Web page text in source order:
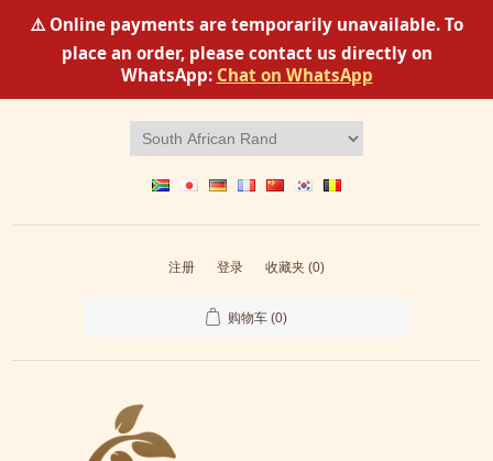
⚠️ Online payments are temporarily unavailable. To
place an order, please contact us directly on
WhatsApp: Chat on WhatsApp
注册 登录 收藏夹 (0)
购物车 (0)